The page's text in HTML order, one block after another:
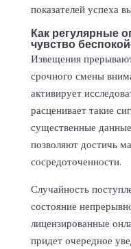
показателей успеха
Как регулярные
чувство
Извещения
срочного смены
активирует
расценивает такие
существенные
позволяют достичь
сосредоточенности.
Случайность
состояние
лицензированные
придет очередное